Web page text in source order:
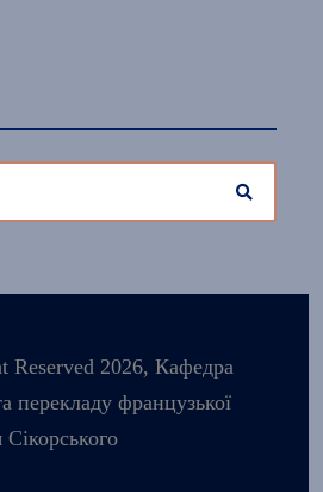
2026, Кафедра
перекладу французької